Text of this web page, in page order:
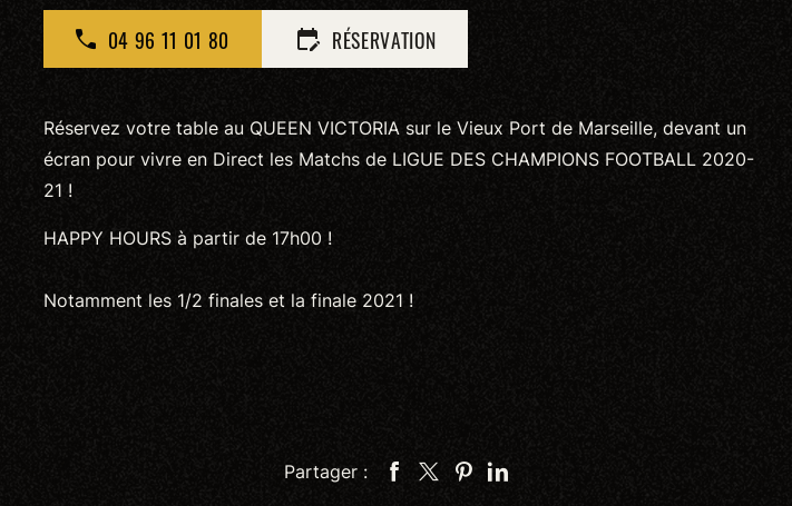
04 96 11 01 80 edit_calendar RÉSERVATION
Réservez votre table au QUEEN VICTORIA sur le Vieux Port de Marseille, devant un
écran pour vivre en Direct les Matchs de LIGUE DES CHAMPIONS FOOTBALL 2020-
21 !
HAPPY HOURS à partir de 17h00 !
Notamment les 1/2 finales et la finale 2021 !
Partager :